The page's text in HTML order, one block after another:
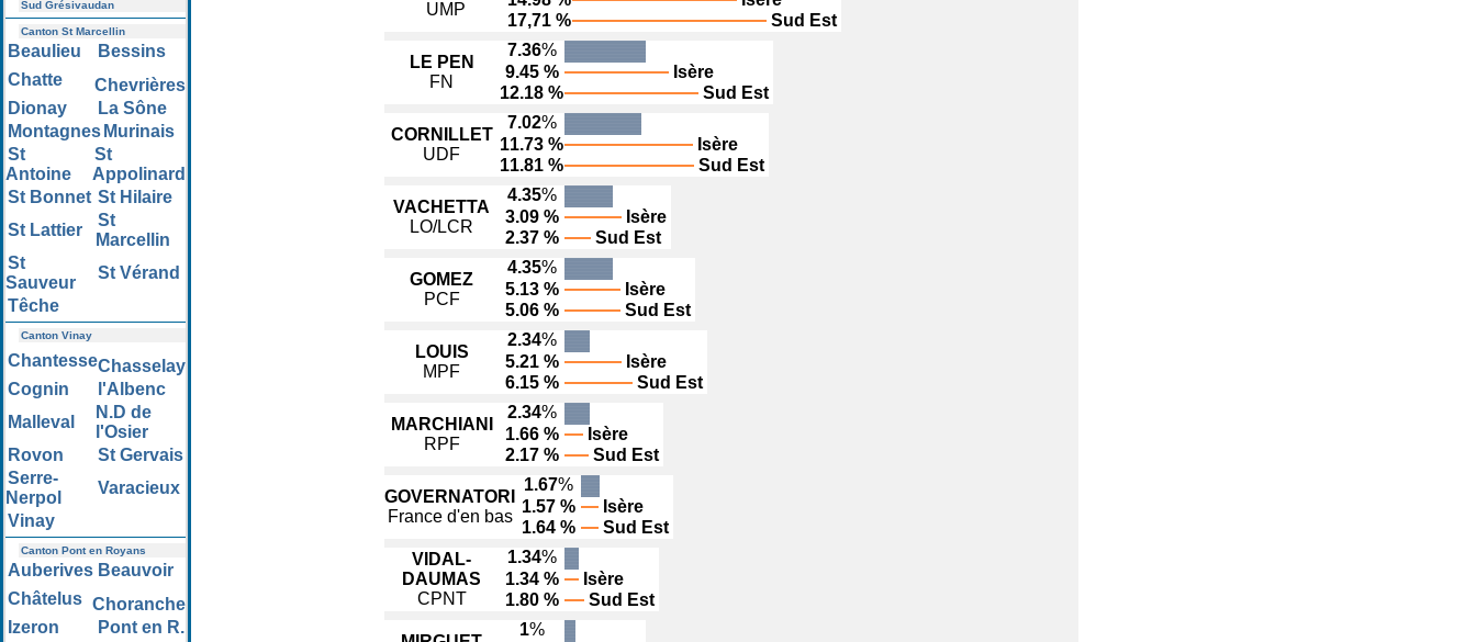
Sud Grésivaudan
Canton St Marcellin
Beaulieu
Bessins
Chatte
Chevrières
Dionay
La Sône
Montagnes Murinais
St
Antoine
St
Appolinard
St Bonnet St Hilaire
St Lattier
St
Marcellin
St
Sauveur
St Vérand
Têche
Canton Vinay
ChantesseChasselay
Cognin
l'Albenc
Malleval
N.D de
l'Osier
Rovon
St Gervais
Serre-
Nerpol
Varacieux
Vinay
Canton Pont en Royans
Auberives Beauvoir
Châtelus Choranche
Izeron
Pont en R.
UMP
17,71 %
Sud Est
LE PEN
FN
7.36%
9.45 %
Isère
12.18 %
Sud Est
CORNILLET
UDF
7.02%
11.73 %
Isère
11.81 %
Sud Est
VACHETTA
LO/LCR
4.35%
3.09 %
Isère
2.37 %
Sud Est
GOMEZ
PCF
4.35%
5.13 %
Isère
5.06 %
Sud Est
LOUIS
MPF
2.34%
5.21 %
Isère
6.15 %
Sud Est
MARCHIANI
RPF
2.34%
1.66 %
Isère
2.17 %
Sud Est
GOVERNATORI
France d'en bas
1.67%
1.57 %
Isère
1.64 %
Sud Est
VIDAL-
DAUMAS
CPNT
1.34%
1.34 %
Isère
1.80 %
Sud Est
1%